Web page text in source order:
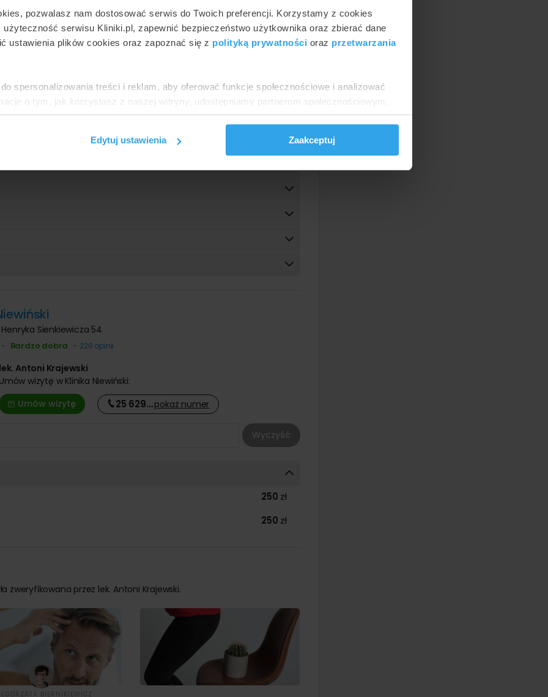
pozwalasz nam dostosować serwis do Twoich preferencji. Korzystamy z cookies
użyteczność serwisu Kliniki.pl, zapewnić bezpieczeństwo użytkownika oraz zbierać dane
ustawienia plików cookies oraz zapoznać się z polityką prywatności oraz przetwarzania
spersonalizowania treści i reklam, aby oferować funkcje społecznościowe i analizować
o tym, jak korzystasz z naszej witryny, udostępniamy partnerom społecznościowym,
mogą połączyć te informacje z innymi danymi otrzymanymi od Ciebie lub
Edytuj ustawienia
Zaakceptuj
Henryka Sienkiewicza 54
• Bardzo dobra • 226 opinii
lek. Antoni Krajewski
Umów wizytę w Klinika Niewiński:
Umów wizytę
25 629…pokaż numer
Wyczyść
250 zł
250 zł
zweryfikowana przez lek. Antoni Krajewski.
BIERNIKIEWICZ